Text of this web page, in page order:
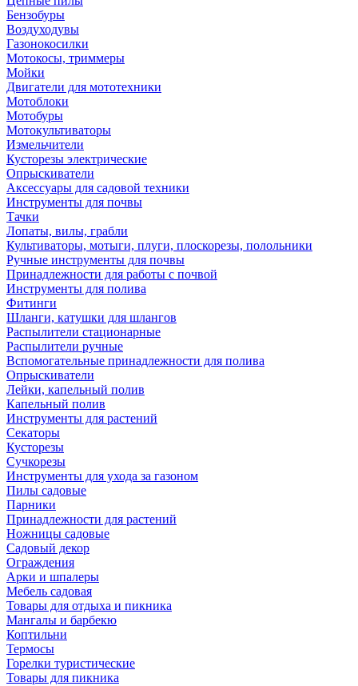
Бензобуры
Воздуходувы
Газонокосилки
Мотокосы, триммеры
Мойки
Двигатели для мототехники
Мотоблоки
Мотобуры
Мотокультиваторы
Измельчители
Кусторезы электрические
Опрыскиватели
Аксессуары для садовой техники
Инструменты для почвы
Тачки
Лопаты, вилы, грабли
Культиваторы, мотыги, плуги, плоскорезы, полольники
Ручные инструменты для почвы
Принадлежности для работы с почвой
Инструменты для полива
Фитинги
Шланги, катушки для шлангов
Распылители стационарные
Распылители ручные
Вспомогательные принадлежности для полива
Опрыскиватели
Лейки, капельный полив
Капельный полив
Инструменты для растений
Секаторы
Кусторезы
Сучкорезы
Инструменты для ухода за газоном
Пилы садовые
Парники
Принадлежности для растений
Ножницы садовые
Садовый декор
Ограждения
Арки и шпалеры
Мебель садовая
Товары для отдыха и пикника
Мангалы и барбекю
Коптильни
Термосы
Горелки туристические
Товары для пикника